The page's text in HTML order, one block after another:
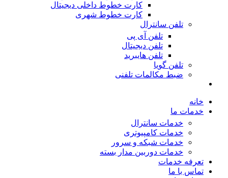
کارت خطوط داخلی دیجیتال
کارت خطوط شهری
تلفن سانترال
تلفن آی پی
تلفن دیجیتال
تلفن هایبرید
تلفن گویا
ضبط مکالمات تلفنی
خانه
خدمات ما
خدمات سانترال
خدمات کامپیوتری
خدمات شبکه و سرور
خدمات دوربین مدار بسته
تعرفه خدمات
تماس با ما